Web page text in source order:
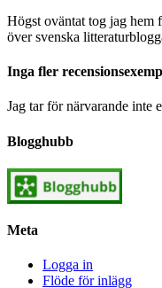
Högst oväntat tog jag hem
över svenska
Inga fler
Jag tar för närvarande inte
Blogghubb
Meta
Logga in
Flöde för inlägg